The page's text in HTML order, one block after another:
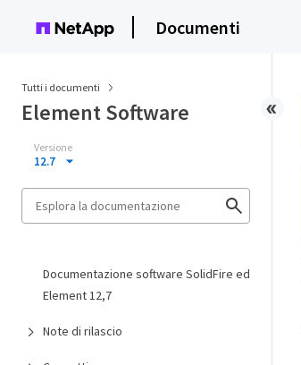
Documenti
Tutti i documenti
Element Software
Versione
12.7
Documentazione software SolidFire ed
Element 12,7
Note di rilascio